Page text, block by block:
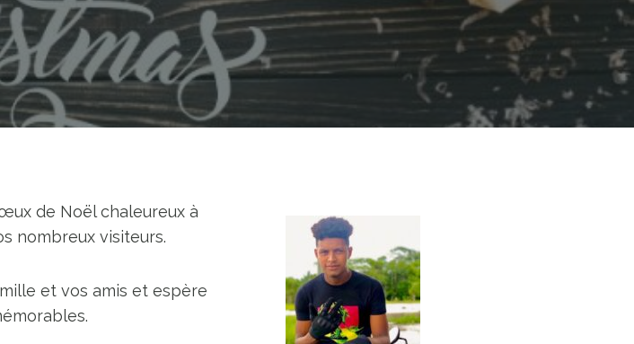
de Noël chaleureux à
nombreux visiteurs.
et vos amis et espère